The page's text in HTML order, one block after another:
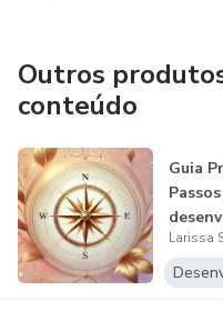
Outros
conteúdo
Guia
Larissa